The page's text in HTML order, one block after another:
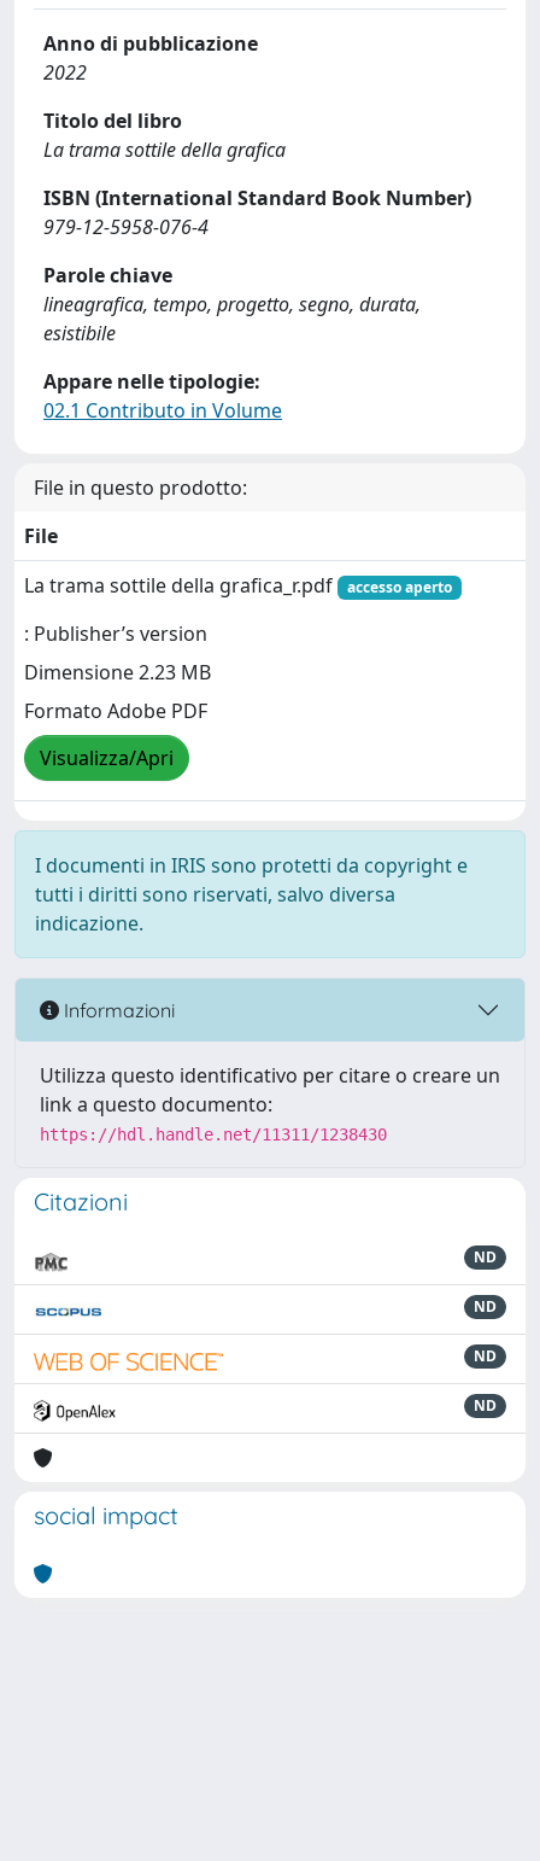
Anno di pubblicazione
2022
Titolo del libro
La trama sottile della grafica
ISBN (International Standard Book Number)
979-12-5958-076-4
Parole chiave
lineagrafica, tempo, progetto, segno, durata,
esistibile
Appare nelle tipologie:
02.1 Contributo in Volume
File in questo prodotto:
File
La trama sottile della grafica_r.pdf
accesso aperto
: Publisher’s version
Dimensione 2.23 MB
Formato Adobe PDF
Visualizza/Apri
I documenti in IRIS sono protetti da copyright e
tutti i diritti sono riservati, salvo diversa
indicazione.
Informazioni
Utilizza questo identificativo per citare o creare un
link a questo documento:
https://hdl.handle.net/11311/1238430
Citazioni
ND
ND
ND
ND
social impact